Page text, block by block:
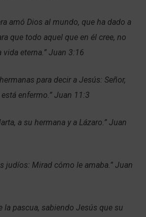
amó Dios al mundo, que ha dado a
que todo aquel que en él cree, no
eterna.” Juan 3:16
para decir a Jesús: Señor,
enfermo.” Juan 11:3
a su hermana y a Lázaro.” Juan
judíos: Mirad cómo le amaba.” Juan
la pascua, sabiendo Jesús que su